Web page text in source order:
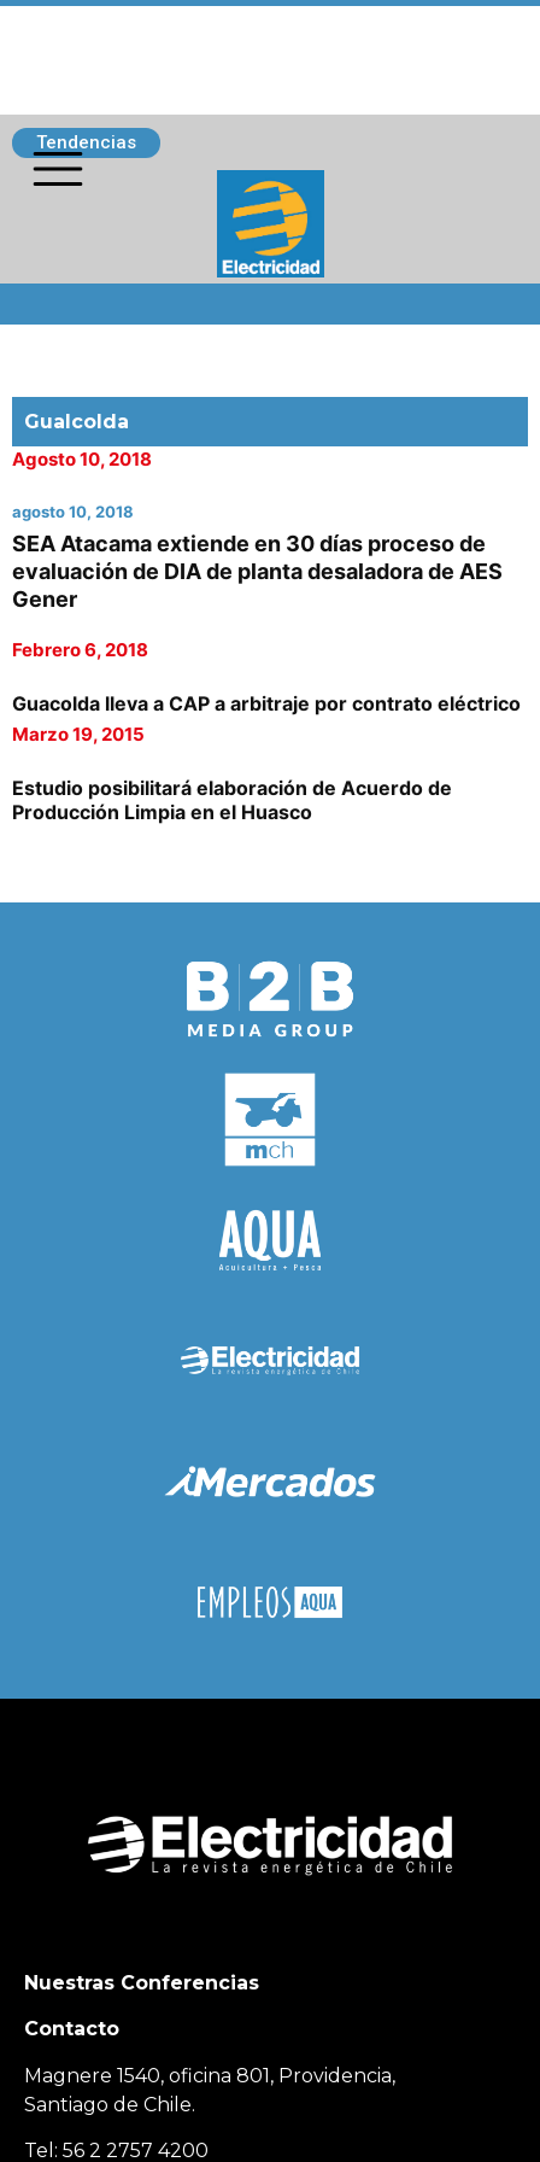
Tendencias
Gualcolda
Agosto 10, 2018
agosto 10, 2018
SEA Atacama extiende en 30 días proceso de
evaluación de DIA de planta desaladora de AES
Gener
Febrero 6, 2018
Guacolda lleva a CAP a arbitraje por contrato eléctrico
Marzo 19, 2015
Estudio posibilitará elaboración de Acuerdo de
Producción Limpia en el Huasco
Nuestras Conferencias
Contacto
Magnere 1540, oficina 801, Providencia,
Santiago de Chile.
Tel: 56 2 2757 4200